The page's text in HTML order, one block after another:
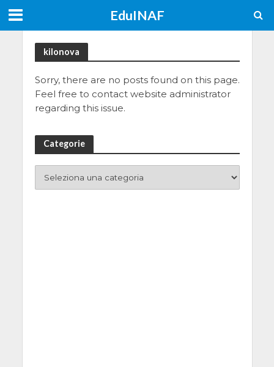
EduINAF
kilonova
Sorry, there are no posts found on this page.
Feel free to contact website administrator
regarding this issue.
Categorie